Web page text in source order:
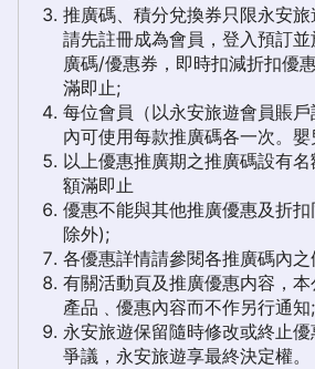
推廣碼、積分兌換券只限永安
請先註冊成為會員，登入預訂
廣碼/優惠券，即時扣減折扣優
滿即止;
每位會員（以永安旅遊會員賬
內可使用每款推廣碼各一次。嬰
以上優惠推廣期之推廣碼設有名
額滿即止
優惠不能與其他推廣優惠及折
除外);
各優惠詳情請參閱各推廣碼內
有關活動頁及推廣優惠内容，
產品﹑優惠內容而不作另行通知;
永安旅遊保留隨時修改或終止
爭議，永安旅遊享最終決定權。